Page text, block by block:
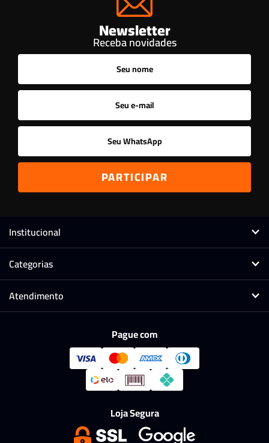
Newsletter
Receba novidades
Institucional
Categorias
Atendimento
Pague com
Loja Segura